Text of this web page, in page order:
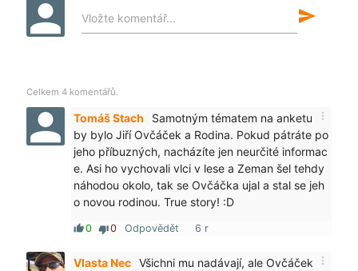
Vložte komentář... send
Celkem 4 komentářů.
Tomáš Stach more_vert
Samotným tématem na anketu
by bylo Jiří Ovčáček a Rodina. Pokud pátráte po
jeho příbuzných, nacházíte jen neurčité informac
e. Asi ho vychovali vlci v lese a Zeman šel tehdy
náhodou okolo, tak se Ovčáčka ujal a stal se jeh
o novou rodinou. True story! :D
thumb_up0 thumb_down0 Odpovědět 6 r
Vlasta Nec more_vert
Všichni mu nadávají, ale Ovčáček